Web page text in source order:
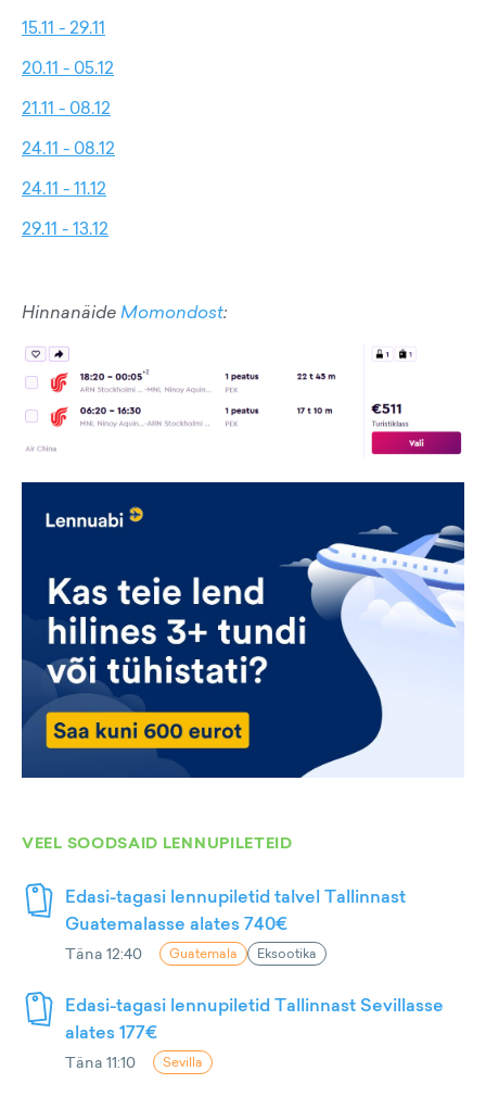
15.11 - 29.11
20.11 - 05.12
21.11 - 08.12
24.11 - 08.12
24.11 - 11.12
29.11 - 13.12
HinnanäideMomondost:
VEEL SOODSAID LENNUPILETEID
Edasi-tagasi lennupiletid talvel Tallinnast
Guatemalasse alates 740€
Täna 12:40 Guatemala Eksootika
Edasi-tagasi lennupiletid Tallinnast Sevillasse
alates 177€
Täna 11:10 Sevilla